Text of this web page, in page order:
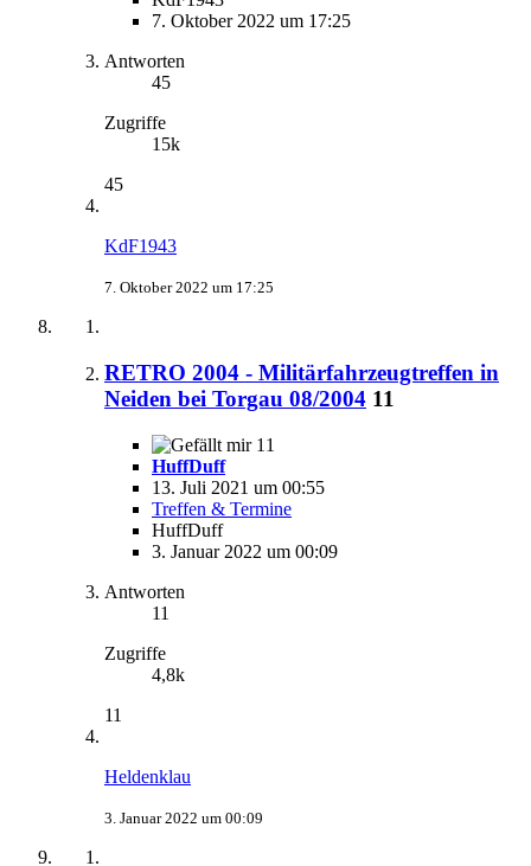
7. Oktober 2022 um 17:25
Antworten
45
Zugriffe
15k
45
KdF1943
7. Oktober 2022 um 17:25
RETRO 2004 - Militärfahrzeugtreffen in
Neiden bei Torgau 08/2004 11
11
HuffDuff
13. Juli 2021 um 00:55
Treffen & Termine
HuffDuff
3. Januar 2022 um 00:09
Antworten
11
Zugriffe
4,8k
11
Heldenklau
3. Januar 2022 um 00:09